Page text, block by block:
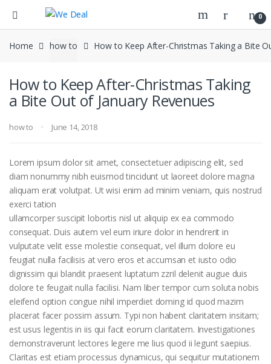
0
Home how to How to Keep After-Christmas Taking a Bite
How to Keep After-Christmas Taking
a Bite Out of January Revenues
how to June 14, 2018
Lorem ipsum dolor sit amet, consectetuer adipiscing elit, sed
diam nonummy nibh euismod tincidunt ut laoreet dolore magna
aliquam erat volutpat. Ut wisi enim ad minim veniam, quis nostrud
exerci tation
ullamcorper suscipit lobortis nisl ut aliquip ex ea commodo
consequat. Duis autem vel eum iriure dolor in hendrerit in
vulputate velit esse molestie consequat, vel illum dolore eu
feugiat nulla facilisis at vero eros et accumsan et iusto odio
dignissim qui blandit praesent luptatum zzril delenit augue duis
dolore te feugait nulla facilisi. Nam liber tempor cum soluta nobis
eleifend option congue nihil imperdiet doming id quod mazim
placerat facer possim assum. Typi non habent claritatem insitam;
est usus legentis in iis qui facit eorum claritatem. Investigationes
demonstraverunt lectores legere me lius quod ii legunt saepius.
Claritas est etiam processus dynamicus, qui sequitur mutationem